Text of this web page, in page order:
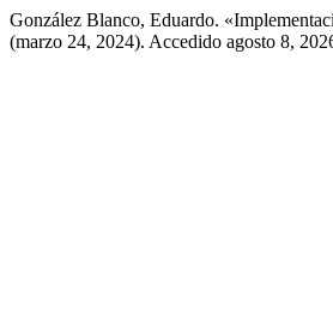
González Blanco, Eduardo.
(marzo 24, 2024). Accedido agosto 8,